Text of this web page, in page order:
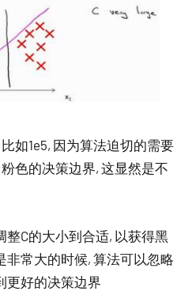
如1e5, 因为算法迫切的需要
色的决策边界, 这显然是不
整C的大小到合适, 以获得黑
非常大的时候, 算法可以忽略
更好的决策边界